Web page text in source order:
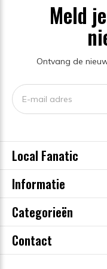
Meld
Ontvang de
Local Fanatic
Informatie
Categorieën
Contact